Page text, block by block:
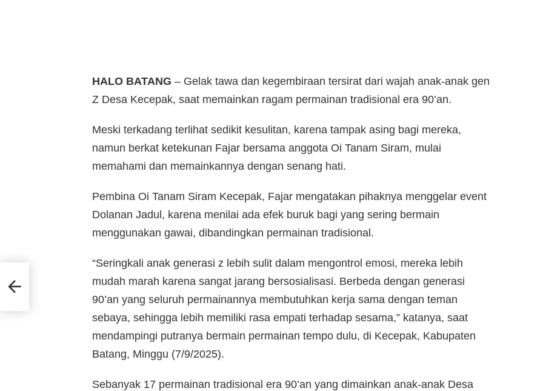
HALO BATANG – Gelak tawa dan kegembiraan tersirat dari wajah anak-anak gen
Z Desa Kecepak, saat memainkan ragam permainan tradisional era 90’an.
Meski terkadang terlihat sedikit kesulitan, karena tampak asing bagi mereka,
namun berkat ketekunan Fajar bersama anggota Oi Tanam Siram, mulai
memahami dan memainkannya dengan senang hati.
Pembina Oi Tanam Siram Kecepak, Fajar mengatakan pihaknya menggelar event
Dolanan Jadul, karena menilai ada efek buruk bagi yang sering bermain
menggunakan gawai, dibandingkan permainan tradisional.
“Seringkali anak generasi z lebih sulit dalam mengontrol emosi, mereka lebih
mudah marah karena sangat jarang bersosialisasi. Berbeda dengan generasi
90’an yang seluruh permainannya membutuhkan kerja sama dengan teman
sebaya, sehingga lebih memiliki rasa empati terhadap sesama,” katanya, saat
mendampingi putranya bermain permainan tempo dulu, di Kecepak, Kabupaten
Batang, Minggu (7/9/2025).
Sebanyak 17 permainan tradisional era 90’an yang dimainkan anak-anak Desa